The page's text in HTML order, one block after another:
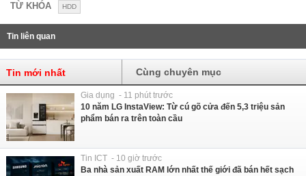
TỪ KHÓA HDD
Tin liên quan
Tin mới nhất Cùng chuyên mục
Gia dụng - 11 phút trước
10 năm LG InstaView: Từ cú gõ cửa đến 5,3 triệu sản
phẩm bán ra trên toàn cầu
Tin ICT - 10 giờ trước
Ba nhà sản xuất RAM lớn nhất thế giới đã bán hết sạch